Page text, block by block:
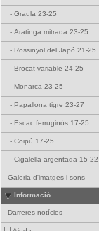
- Graula 23-25
- Aratinga mitrada 23-25
- Rossinyol del Japó 21-25
- Brocat variable 24-25
- Monarca 23-25
- Papallona tigre 23-27
- Escac ferruginós 17-25
- Coipú 17-25
- Cigalella argentada 15-22
- Galeria d'imatges i sons
Informació
- Darreres notícies